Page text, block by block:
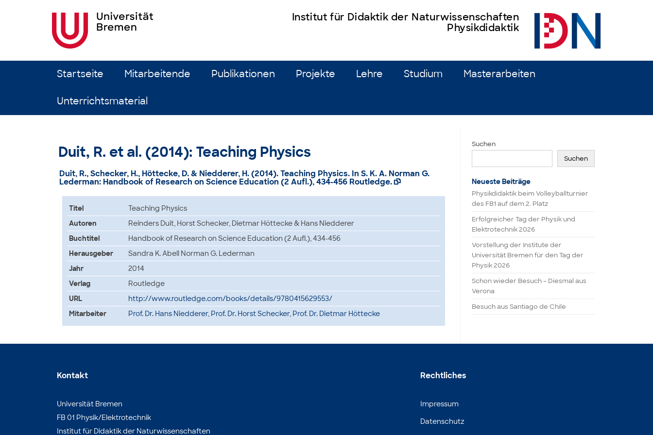
Institut für Didaktik der Naturwissenschaften
Physikdidaktik
Zum Inhalt springen
Startseite Mitarbeitende Publikationen Projekte Lehre Studium Masterarbeiten
Unterrichtsmaterial
Duit, R. et al. (2014): Teaching Physics
Duit, R., Schecker, H., Höttecke, D. & Niedderer, H. (2014).Teaching Physics. In S. K. A. Norman G.
Lederman: Handbook of Research on Science Education (2 Aufl.), 434-456 Routledge. 
Titel
Teaching Physics
Autoren
Reinders Duit, Horst Schecker, Dietmar Höttecke & Hans Niedderer
Buchtitel
Handbook of Research on Science Education (2 Aufl.), 434-456
Herausgeber
Sandra K. Abell Norman G. Lederman
Jahr
2014
Verlag
Routledge
URL
http://www.routledge.com/books/details/9780415629553/
Mitarbeiter
Prof. Dr. Hans Niedderer, Prof. Dr. Horst Schecker, Prof. Dr. Dietmar Höttecke
Suchen
Suchen
Neueste Beiträge
Physikdidaktik beim Volleyballturnier
des FB1 auf dem 2. Platz
Erfolgreicher Tag der Physik und
Elektrotechnik 2026
Vorstellung der Institute der
Universität Bremen für den Tag der
Physik 2026
Schon wieder Besuch – Diesmal aus
Verona
Besuch aus Santiago de Chile
Kontakt
Universität Bremen
FB 01 Physik/Elektrotechnik
Institut für Didaktik der Naturwissenschaften
Rechtliches
Impressum
Datenschutz